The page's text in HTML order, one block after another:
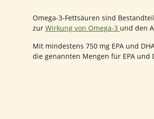
Omega-3-Fettsäuren sind
zur Wirkung von Omega-3 und den
Mit mindestens 750 mg EPA und
die genannten Mengen für EPA und